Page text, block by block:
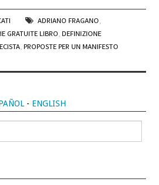
ADRIANO FRAGANO,
GRATUITE LIBRO,DEFINIZIONE
,PROPOSTE PER UN MANIFESTO
- ENGLISH